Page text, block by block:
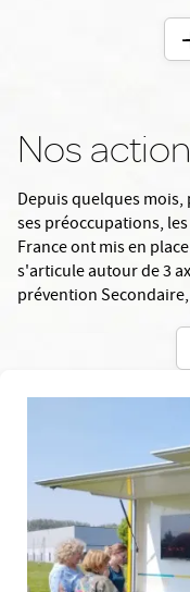
Nos
Depuis quelques
ses préoccupations,
France ont mis en
s'articule autour de 3
prévention